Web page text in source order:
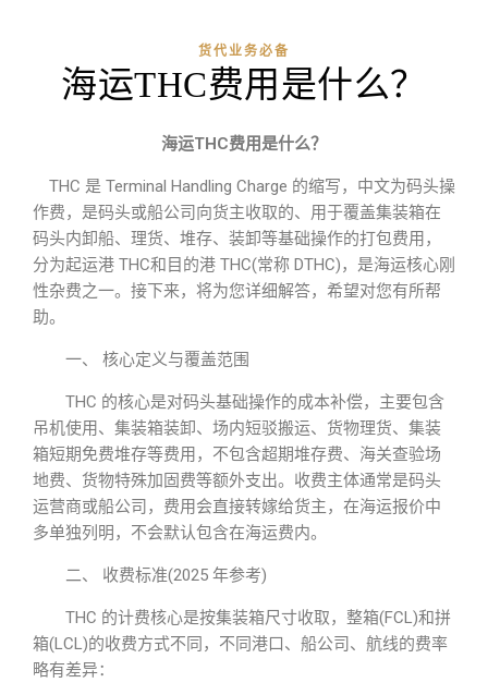
货代业务必备
海运THC费用是什么？
海运THC费用是什么？
THC 是 Terminal Handling Charge 的缩写，中文为码头操
作费，是码头或船公司向货主收取的、用于覆盖集装箱在
码头内卸船、理货、堆存、装卸等基础操作的打包费用，
分为起运港 THC和目的港 THC(常称 DTHC)，是海运核心刚
性杂费之一。接下来，将为您详细解答，希望对您有所帮
助。
一、 核心定义与覆盖范围
THC 的核心是对码头基础操作的成本补偿，主要包含
吊机使用、集装箱装卸、场内短驳搬运、货物理货、集装
箱短期免费堆存等费用，不包含超期堆存费、海关查验场
地费、货物特殊加固费等额外支出。收费主体通常是码头
运营商或船公司，费用会直接转嫁给货主，在海运报价中
多单独列明，不会默认包含在海运费内。
二、 收费标准(2025 年参考)
THC 的计费核心是按集装箱尺寸收取，整箱(FCL)和拼
箱(LCL)的收费方式不同，不同港口、船公司、航线的费率
略有差异：